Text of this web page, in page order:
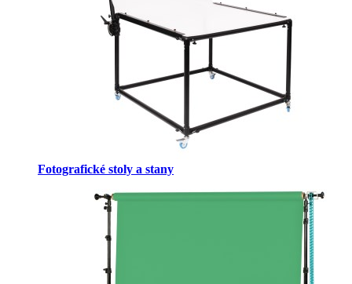
Fotografické stoly a stany